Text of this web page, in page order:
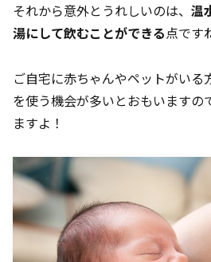
それから意外とうれしいのは、 温
湯にして飲むことができる点です
ご自宅に赤ちゃんやペットがい
を使う機会が多いとおもいますの
ますよ！